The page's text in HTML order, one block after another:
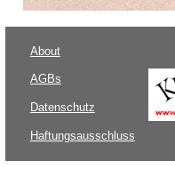
About
AGBs
Datenschutz
Haftungsausschluss